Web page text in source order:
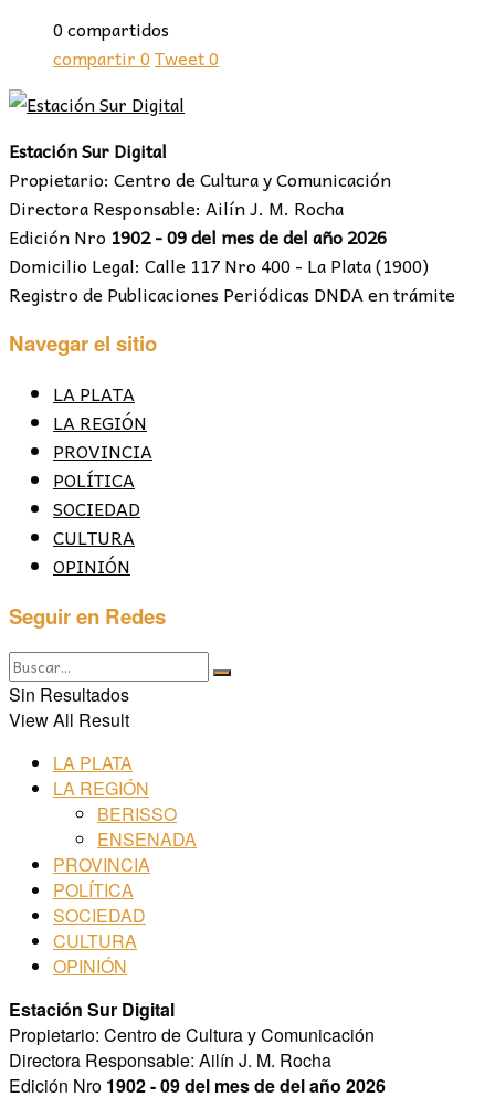
0 compartidos
compartir0Tweet0
Estación Sur Digital
Propietario: Centro de Cultura y Comunicación
Directora Responsable: Ailín J. M. Rocha
Edición Nro 1902 - 09 del mes de del año 2026
Domicilio Legal: Calle 117 Nro 400 - La Plata (1900)
Registro de Publicaciones Periódicas DNDA en trámite
Navegar el sitio
LA PLATA
LA REGIÓN
PROVINCIA
POLÍTICA
SOCIEDAD
CULTURA
OPINIÓN
Seguir en Redes
Sin Resultados
View All Result
LA PLATA
LA REGIÓN
BERISSO
ENSENADA
PROVINCIA
POLÍTICA
SOCIEDAD
CULTURA
OPINIÓN
Estación Sur Digital
Propietario: Centro de Cultura y Comunicación
Directora Responsable: Ailín J. M. Rocha
Edición Nro 1902 - 09 del mes de del año 2026